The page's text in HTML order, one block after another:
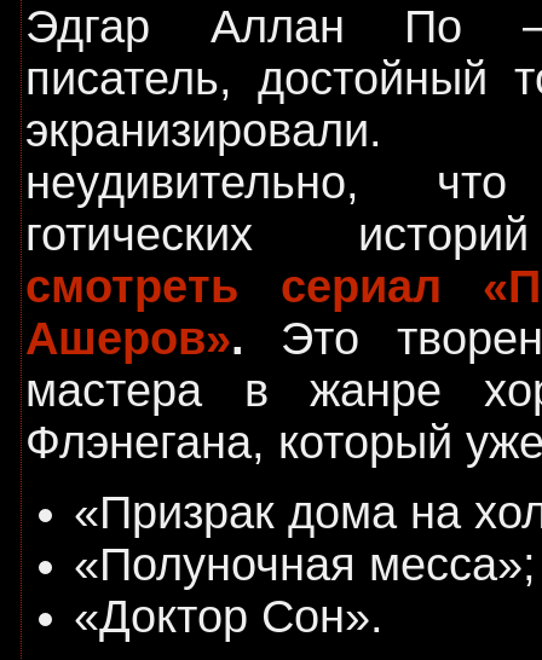
Эдгар Аллан По –
писатель, достойный
неудивительно,
готических
смотреть сериал
Ашеров». Это
мастера в жанре
Флэнегана, который
«Призрак дома на
«Полуночная месса»;
«Доктор Сон».